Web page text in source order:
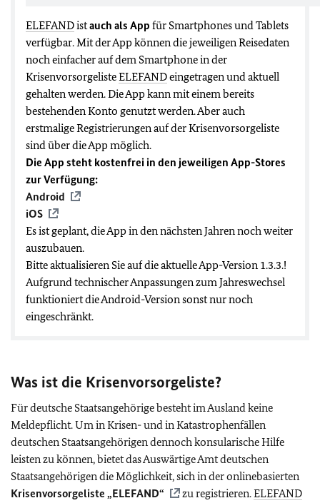
ELEFANDistauch als App für Smartphones und Tablets
verfügbar. Mit der App können die jeweiligen Reisedaten
noch einfacher auf dem Smartphone in der
KrisenvorsorgelisteELEFANDeingetragen und aktuell
gehalten werden. Die App kann mit einem bereits
bestehenden Konto genutzt werden. Aber auch
erstmalige Registrierungen auf der Krisenvorsorgeliste
sind über die App möglich.
Die App steht kostenfrei in den jeweiligen App-Stores
zur Verfügung:
Android
iOS
Es ist geplant, die App in den nächsten Jahren noch weiter
auszubauen.
Bitte aktualisieren Sie auf die aktuelle App-Version 1.3.3.!
Aufgrund technischer Anpassungen zum Jahreswechsel
funktioniert die Android-Version sonst nur noch
eingeschränkt.
Was ist die Krisenvorsorgeliste?
Für deutsche Staatsangehörige besteht im Ausland keine
Meldepflicht. Um in Krisen- und in Katastrophenfällen
deutschen Staatsangehörigen dennoch konsularische Hilfe
leisten zu können, bietet das Auswärtige Amt deutschen
Staatsangehörigen die Möglichkeit, sich in der onlinebasierten
Krisenvorsorgeliste „ELEFAND“ zu registrieren.ELEFAND